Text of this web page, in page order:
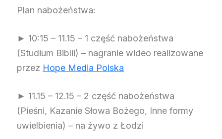
Plan nabożeństwa:
► 10:15 – 11.15 – 1 część nabożeństwa
(Studium Biblii) – nagranie wideo realizowane
przez Hope Media Polska
► 11.15 – 12.15 – 2 część nabożeństwa
(Pieśni, Kazanie Słowa Bożego, Inne formy
uwielbienia) – na żywo z Łodzi